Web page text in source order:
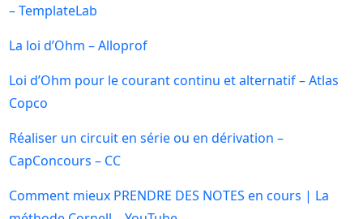
– TemplateLab
La loi d’Ohm – Alloprof
Loi d’Ohm pour le courant continu et alternatif – Atlas
Copco
Réaliser un circuit en série ou en dérivation –
CapConcours – CC
Comment mieux PRENDRE DES NOTES en cours | La